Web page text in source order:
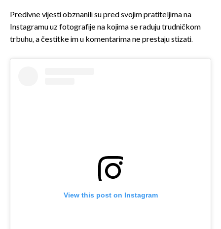
Predivne vijesti obznanili su pred svojim pratiteljima na
Instagramu uz fotografije na kojima se raduju trudničkom
trbuhu, a čestitke im u komentarima ne prestaju stizati.
View this post on Instagram